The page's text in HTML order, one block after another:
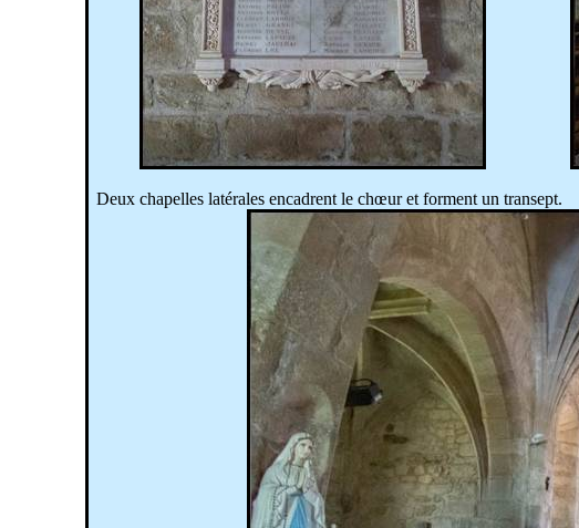
Deux chapelles latérales encadrent le chœur et forment un transept.